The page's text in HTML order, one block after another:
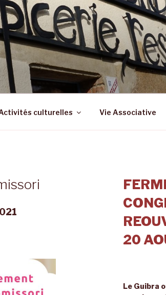
LA
culturelles Vie Associative
20
Le Guibra